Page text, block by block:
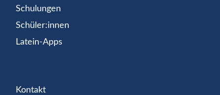
Schulungen
Schüler:innen
Latein-Apps
Kontakt